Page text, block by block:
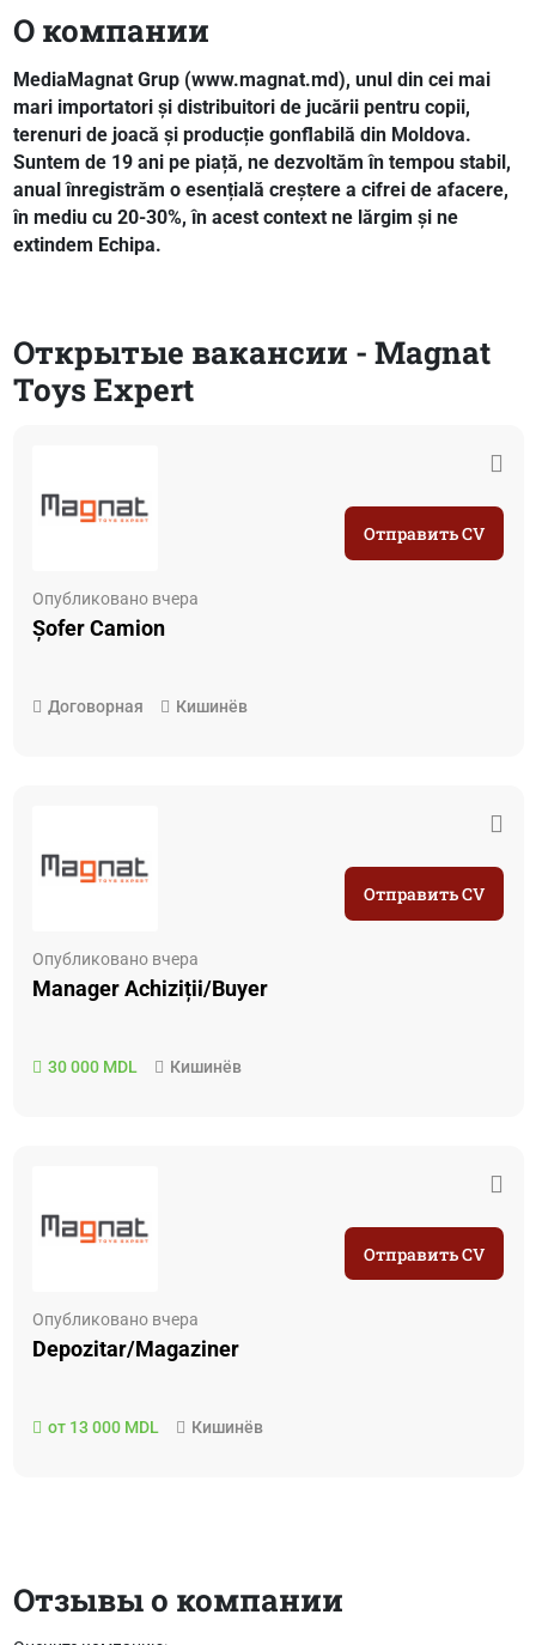
О компании
MediaMagnat Grup (www.magnat.md), unul din cei mai
mari importatori și distribuitori de jucării pentru copii,
terenuri de joacă și producție gonflabilă din Moldova.
Suntem de 19 ani pe piață, ne dezvoltăm în tempou stabil,
anual înregistrăm o esențială creștere a cifrei de afacere,
în mediu cu 20-30%, în acest context ne lărgim și ne
extindem Echipa.
Открытые вакансии - Magnat
Toys Expert
Опубликовано вчера
Șofer Camion
Договорная Кишинёв
Отправить CV
Опубликовано вчера
Manager Achiziții/Buyer
30 000 MDL Кишинёв
Отправить CV
Опубликовано вчера
Depozitar/Magaziner
от 13 000 MDL Кишинёв
Отправить CV
Отзывы о компании